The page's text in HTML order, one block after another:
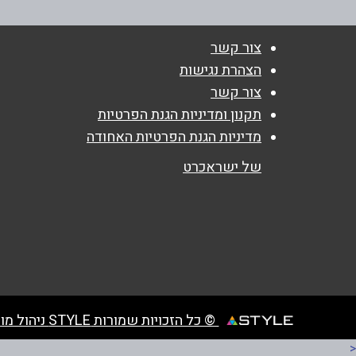
צור קשר
הצהרת נגישות
צור קשר
תקנון ומדיניות הגנת הפרטיות
מדיניות הגנת הפרטיות האחודה
של ישראכרט
© כל הזכויות שמורות STYLE ניהול מועדוני לקוחות
<